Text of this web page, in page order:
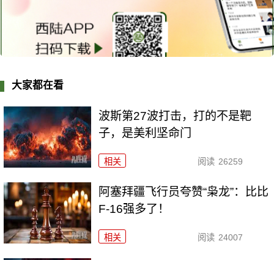
大家都在看
波斯第27波打击，打的不是靶
子，是美利坚命门
相关 阅读 26259
阿塞拜疆飞行员夸赞“枭龙”：比比
F-16强多了！
相关 阅读 24007